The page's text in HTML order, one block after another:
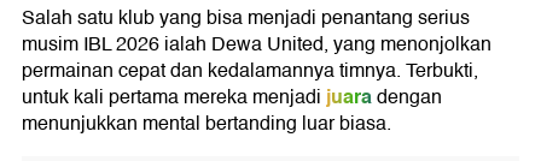
Salah satu klub yang bisa menjadi penantang serius
musim IBL 2026 ialah Dewa United, yang menonjolkan
permainan cepat dan kedalamannya timnya. Terbukti,
untuk kali pertama mereka menjadijuaradengan
menunjukkan mental bertanding luar biasa.